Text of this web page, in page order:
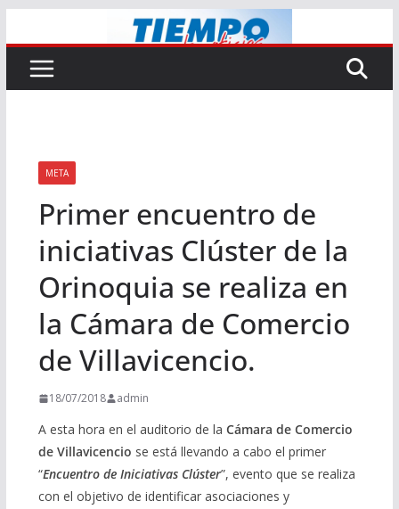
al
contenido
META
Primer encuentro de
iniciativas Clúster de la
Orinoquia se realiza en
la Cámara de Comercio
de Villavicencio.
18/07/2018 admin
A esta hora en el auditorio de la Cámara de Comercio
de Villavicencio se está llevando a cabo el primer
“Encuentro de Iniciativas Clúster”, evento que se realiza
con el objetivo de identificar asociaciones y